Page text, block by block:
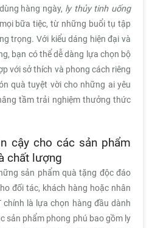
hàng ngày, ly thủy tinh uống
bữa tiệc, từ những buổi tụ tập
trọng. Với kiểu dáng hiện đại và
bạn có thể dễ dàng lựa chọn bộ
với sở thích và phong cách riêng
quà tuyệt vời cho những ai yêu
tầm trải nghiệm thưởng thức
cậy cho các sản phẩm
chất lượng
sản phẩm quà tặng độc đáo
đối tác, khách hàng hoặc nhân
chính là lựa chọn hàng đầu dành
sản phẩm phong phú bao gồm ly